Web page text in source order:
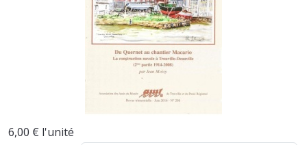
6,00 € l'unité